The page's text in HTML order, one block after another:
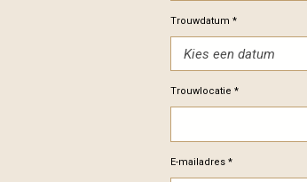
Trouwdatum *
Trouwlocatie *
E-mailadres *